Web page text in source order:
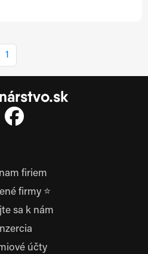
1
firiem
firmy ⭐
sa k nám
Inzercia
účty